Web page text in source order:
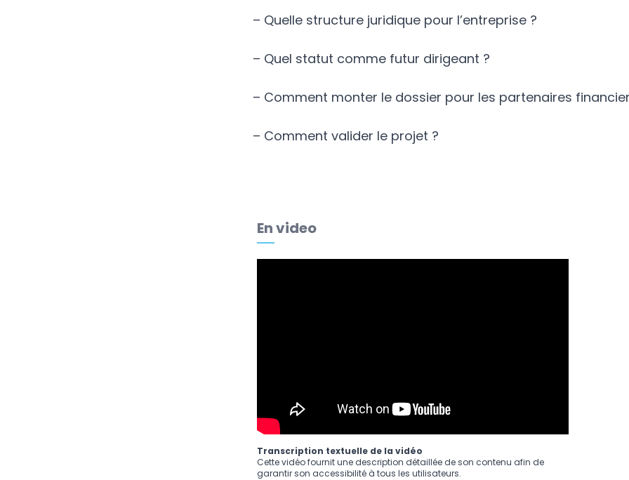
– Quelle structure juridique pour l’entreprise ?
– Quel statut comme futur dirigeant ?
– Comment monter le dossier pour les partenaires
– Comment valider le projet ?
En video
Transcription textuelle de la vidéo
Cette vidéo fournit une description détaillée de son contenu afin de
garantir son accessibilité à tous les utilisateurs.